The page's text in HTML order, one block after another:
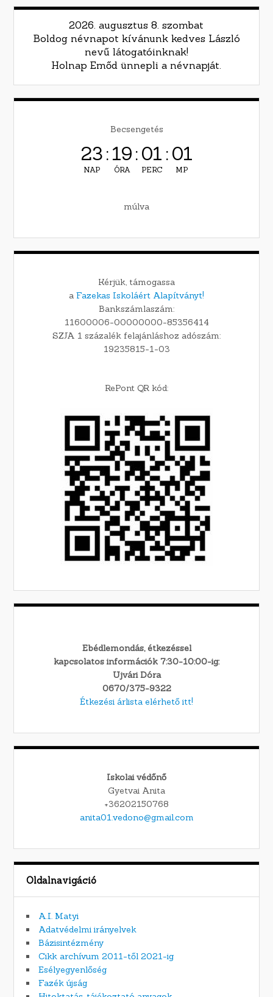
2026. augusztus 8. szombat
Boldog névnapot kívánunk kedves László
nevű látogatóinknak!
Holnap Emőd ünnepli a névnapját.
Becsengetés
23
NAP
: 19
ÓRA
: 01
PERC
: 00
MP
múlva
Kérjük, támogassa
a Fazekas Iskoláért Alapítványt!
Bankszámlaszám:
11600006-00000000-85356414
SZJA 1 százalék felajánláshoz adószám:
19235815-1-03
RePont QR kód:
Ebédlemondás, étkezéssel
kapcsolatos információk 7:30-10:00-ig:
Ujvári Dóra
0670/375-9322
Étkezési árlista elérhető itt!
Iskolai védőnő
Gyetvai Anita
+36202150768
anita01.vedono@gmail.com
Oldalnavigáció
A.I. Matyi
Adatvédelmi irányelvek
Bázisintézmény
Cikk archívum 2011-től 2021-ig
Esélyegyenlőség
Fazék újság